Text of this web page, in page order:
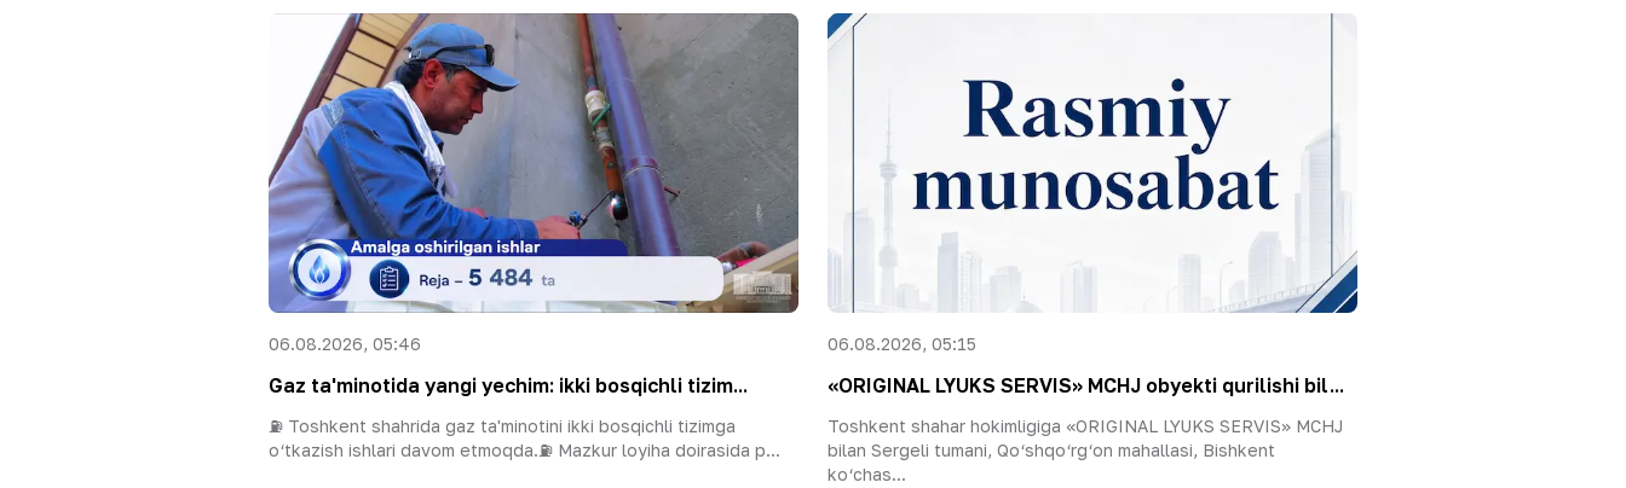
06.08.2026, 05:46
Gaz ta'minotida yangi yechim: ikki bosqichli tizim...
⛽️ Toshkent shahrida gaz ta'minotini ikki bosqichli tizimga
o‘tkazish ishlari davom etmoqda.⛽️ Mazkur loyiha doirasida p...
06.08.2026, 05:15
«ORIGINAL LYUKS SERVIS» MCHJ obyekti qurilishi bil...
Toshkent shahar hokimligiga «ORIGINAL LYUKS SERVIS» MCHJ
bilan Sergeli tumani, Qo‘shqo‘rg‘on mahallasi, Bishkent
ko‘chas...